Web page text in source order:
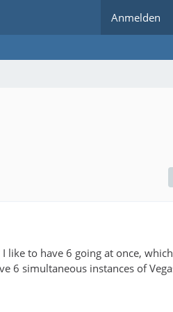
Anmelden
like to have 6 going at once,
6 simultaneous instances of